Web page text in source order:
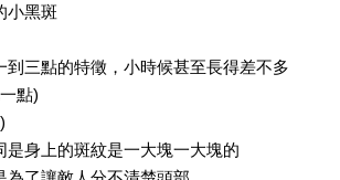
小黑斑
到三點的特徵，小時候甚至長得差不多
點)
是身上的斑紋是一大塊一大塊的